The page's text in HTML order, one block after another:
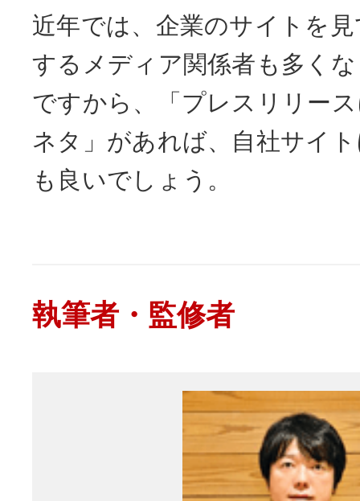
近年では、企業のサイトを
するメディア関係者も多く
ですから、「プレスリリー
ネタ」があれば、自社サイ
も良いでしょう。
執筆者・監修者